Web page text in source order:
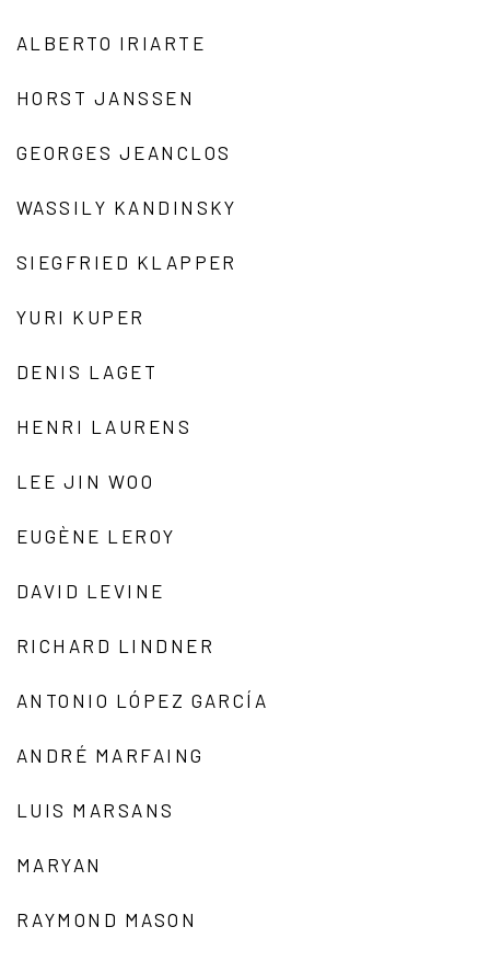
ALBERTO IRIARTE
HORST JANSSEN
GEORGES JEANCLOS
WASSILY KANDINSKY
SIEGFRIED KLAPPER
YURI KUPER
DENIS LAGET
HENRI LAURENS
LEE JIN WOO
EUGÈNE LEROY
DAVID LEVINE
RICHARD LINDNER
ANTONIO LÓPEZ GARCÍA
ANDRÉ MARFAING
LUIS MARSANS
MARYAN
RAYMOND MASON